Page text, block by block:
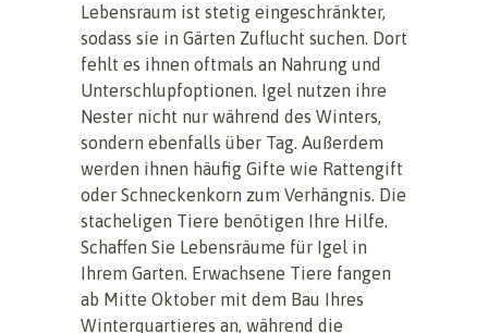
Lebensraum ist stetig eingeschränkter,
sodass sie in Gärten Zuflucht suchen. Dort
fehlt es ihnen oftmals an Nahrung und
Unterschlupfoptionen. Igel nutzen ihre
Nester nicht nur während des Winters,
sondern ebenfalls über Tag. Außerdem
werden ihnen häufig Gifte wie Rattengift
oder Schneckenkorn zum Verhängnis. Die
stacheligen Tiere benötigen Ihre Hilfe.
Schaffen Sie Lebensräume für Igel in
Ihrem Garten. Erwachsene Tiere fangen
ab Mitte Oktober mit dem Bau Ihres
Winterquartieres an, während die